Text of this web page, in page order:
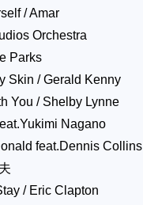
/ Amar
Orchestra
Parks
Skin / Gerald Kenny
You / Shelby Lynne
Nagano
feat.Dennis Collins
/ Eric Clapton